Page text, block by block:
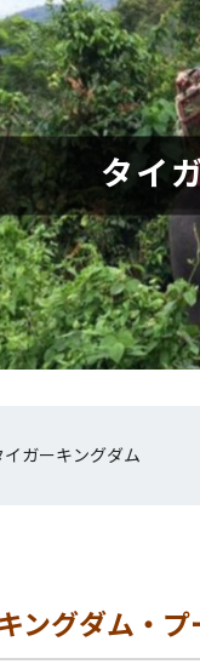
タイ
イガーキングダム
ングダム・